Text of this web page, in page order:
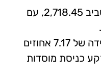
נסחר סביב 2,718.45, עם
רשמה ירידה של 7.17 אחוזים
כניסת מוסדות